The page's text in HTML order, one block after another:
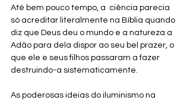
Até bem pouco tempo, a  ciência parecia
só acreditar literalmente na Bíblia quando
diz que Deus deu o mundo e a natureza a
Adão para dela dispor ao seu bel prazer, o
que ele e seus filhos passaram a fazer
destruindo-a sistematicamente.
As poderosas ideias do iluminismo na